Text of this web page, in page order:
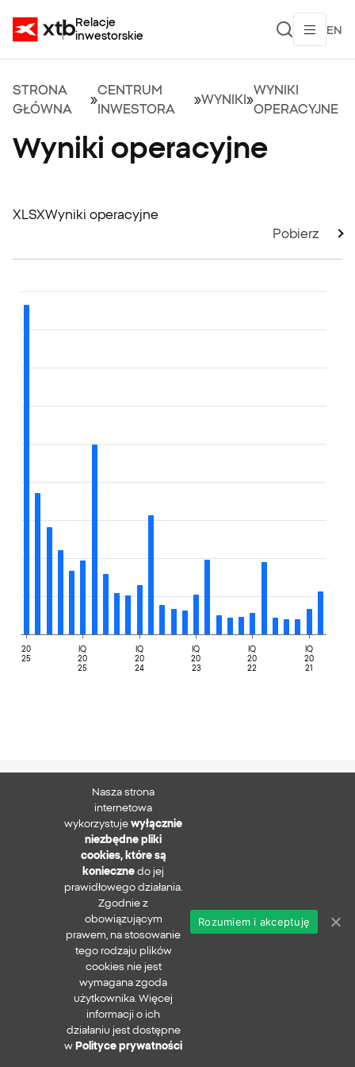
Relacje
inwestorskie
EN
STRONA
GŁÓWNA
»
CENTRUM
INWESTORA
»WYNIKI»
WYNIKI
OPERACYJNE
Wyniki operacyjne
XLSXWyniki operacyjne
Pobierz
20
25
IQ
20
25
IQ
20
24
IQ
20
23
IQ
20
22
IQ
20
21
XTB S.A.
Zapisz się do newslettera
2026
Wszystkie prawa zastrzeżone
Polityka prywatności
Zgłaszanie nadużyć
Bezpieczeństwo w sieci
Nasza strona
internetowa
wykorzystuje wyłącznie
niezbędne pliki
cookies, które są
konieczne do jej
prawidłowego działania.
Zgodnie z
obowiązującym
prawem, na stosowanie
tego rodzaju plików
cookies nie jest
wymagana zgoda
użytkownika. Więcej
informacji o ich
działaniu jest dostępne
w Polityce prywatności
Rozumiem i akceptuję